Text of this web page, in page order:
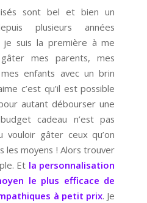
sont bel et bien un
plusieurs années
je suis la première à me
mes parents, mes
enfants avec un brin
c’est qu’il est possible
autant débourser une
cadeau n’est pas
vouloir gâter ceux qu’on
les moyens ! Alors trouver
Et la personnalisation
le plus efficace de
à petit prix. Je